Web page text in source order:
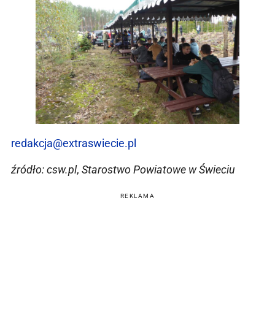
redakcja@extraswiecie.pl
źródło: csw.pl, Starostwo Powiatowe w Świeciu
REKLAMA